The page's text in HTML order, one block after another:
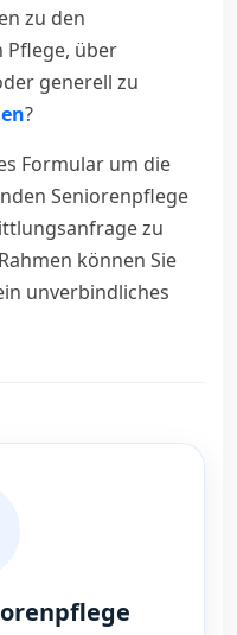
zu den
Pflege, über
generell zu
?
Formular um die
Seniorenpflege
zu
können Sie
unverbindliches